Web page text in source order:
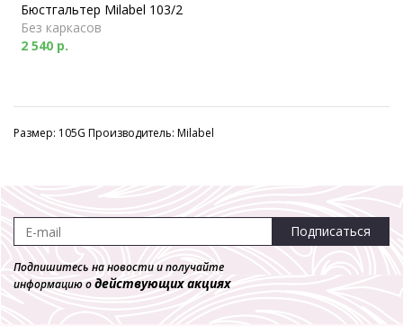
Бюстгальтер Milabel 103/2
Без каркасов
2 540 р.
Размер: 105G Производитель: Milabel
Подписаться
Подпишитесь на новости и получайте
информацию одействующих акциях